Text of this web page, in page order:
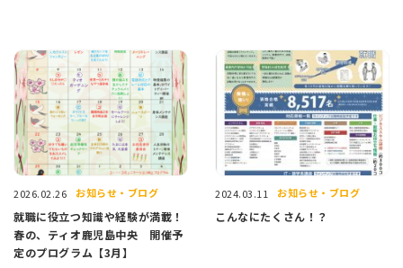
2026.02.26 お知らせ・ブログ
就職に役立つ知識や経験が満載！
春の、ティオ鹿児島中央 開催予
定のプログラム【3月】
2024.03.11 お知らせ・ブログ
こんなにたくさん！？